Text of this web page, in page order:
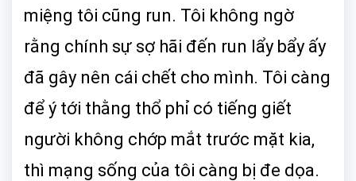
miệng tôi cũng run. Tôi không ngờ
rằng chính sự sợ hãi đến run lẩy bẩy ấy
đã gây nên cái chết cho mình. Tôi càng
để ý tới thằng thổ phỉ có tiếng giết
người không chớp mắt trước mặt kia,
thì mạng sống của tôi càng bị đe dọa.